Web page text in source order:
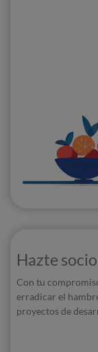
Hazte socio
Con tu
erradicar el
proyectos de